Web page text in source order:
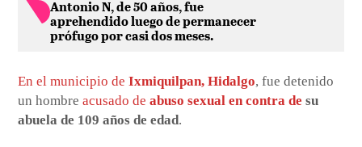
Antonio N, de 50 años, fue
aprehendido luego de permanecer
prófugo por casi dos meses.
En el municipio deIxmiquilpan, Hidalgo, fue detenido
un hombreacusado deabuso sexual en contra de su
abuela de 109 años de edad.